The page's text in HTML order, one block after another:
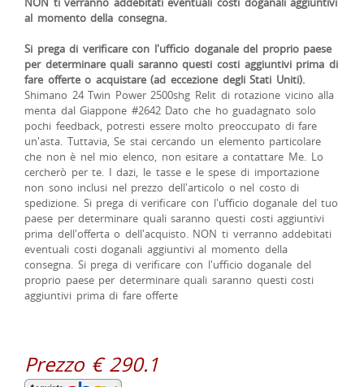
al momento della consegna.
Si prega di verificare con l'ufficio doganale del proprio paese
per determinare quali saranno questi costi aggiuntivi prima di
fare offerte o acquistare (ad eccezione degli Stati Uniti).
Shimano 24 Twin Power 2500shg Relit di rotazione vicino alla
menta dal Giappone #2642 Dato che ho guadagnato solo
pochi feedback, potresti essere molto preoccupato di fare
un'asta. Tuttavia, Se stai cercando un elemento particolare
che non è nel mio elenco, non esitare a contattare Me. Lo
cercherò per te. I dazi, le tasse e le spese di importazione
non sono inclusi nel prezzo dell'articolo o nel costo di
spedizione. Si prega di verificare con l'ufficio doganale del tuo
paese per determinare quali saranno questi costi aggiuntivi
prima dell'offerta o dell'acquisto. NON ti verranno addebitati
eventuali costi doganali aggiuntivi al momento della
consegna. Si prega di verificare con l'ufficio doganale del
proprio paese per determinare quali saranno questi costi
aggiuntivi prima di fare offerte
Prezzo € 290.1